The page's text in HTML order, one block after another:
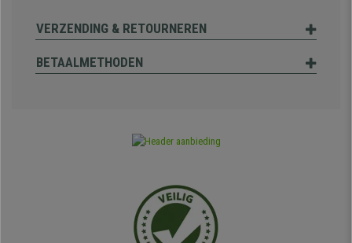
VERZENDING & RETOURNEREN
BETAALMETHODEN